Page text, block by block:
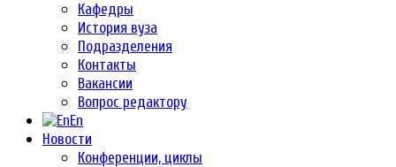
Кафедры
История вуза
Подразделения
Контакты
Вакансии
Вопрос редактору
En
Новости
Конференции, циклы